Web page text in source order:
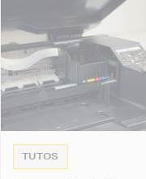
TUTOS